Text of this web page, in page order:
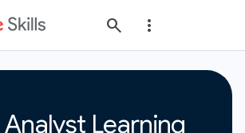
Learning